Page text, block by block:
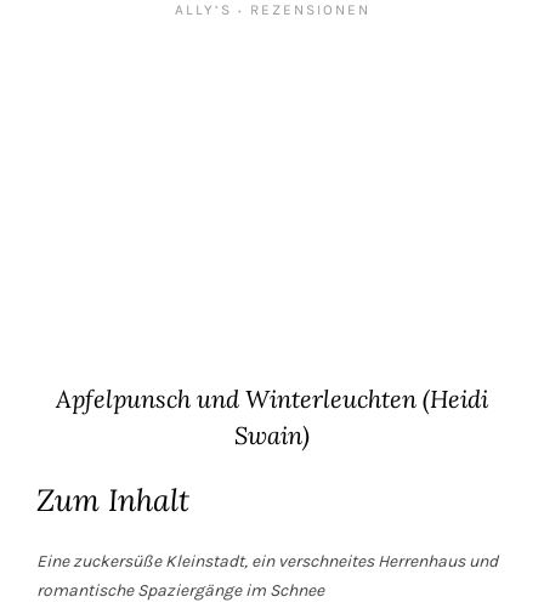
ALLY‘S • REZENSIONEN
Apfelpunsch und Winterleuchten (Heidi
Swain)
Zum Inhalt
Eine zuckersüße Kleinstadt, ein verschneites Herrenhaus und
romantische Spaziergänge im Schnee